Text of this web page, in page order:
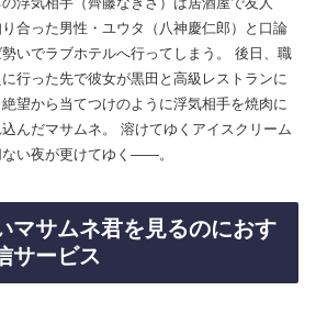
り合った男性・ユウタ（八神慶仁郎）と口論
いでラブホテルへ行ってしまう。 後日、職
行った先で彼女が黒田と高級レストランに
望から当てつけのように浮気相手を焼肉に
んだマサムネ。 溶けてゆくアイスクリーム
い夜が更けてゆく――。
マサムネ君を見るのにおす
サービス